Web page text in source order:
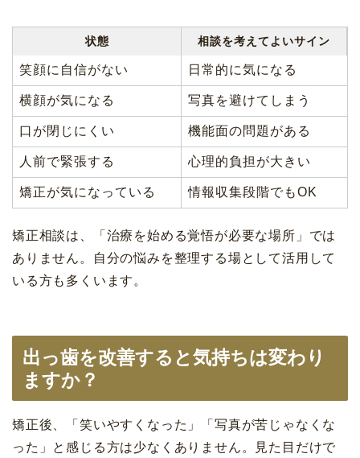
状態 相談を考えてよいサイン
笑顔に自信がない 日常的に気になる
横顔が気になる 写真を避けてしまう
口が閉じにくい 機能面の問題がある
人前で緊張する 心理的負担が大きい
矯正が気になっている 情報収集段階でもOK
矯正相談は、「治療を始める覚悟が必要な場所」では
ありません。自分の悩みを整理する場として活用して
いる方も多くいます。
出っ歯を改善すると気持ちは変わり
ますか？
矯正後、「笑いやすくなった」「写真が苦じゃなくな
った」と感じる方は少なくありません。見た目だけで